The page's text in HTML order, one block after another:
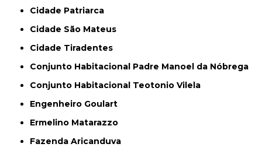
Cidade Patriarca
Cidade São Mateus
Cidade Tiradentes
Conjunto Habitacional Padre Manoel da Nóbrega
Conjunto Habitacional Teotonio Vilela
Engenheiro Goulart
Ermelino Matarazzo
Fazenda Aricanduva